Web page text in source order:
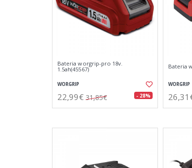
Bateria worgrip-pro 18v.
1.5ah(45567)
WORGRIP
22,99€ 31,85€ - 28%
Bateria
WORGRIP